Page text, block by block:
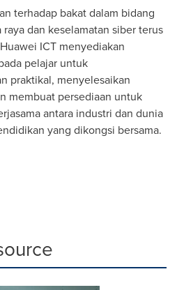
terhadap bakat dalam bidang
dan keselamatan siber terus
ICT menyediakan
pelajar untuk
praktikal, menyelesaikan
membuat persediaan untuk
antara industri dan dunia
yang dikongsi bersama.